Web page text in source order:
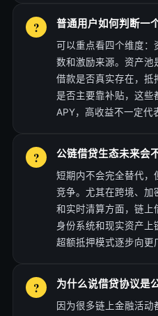
普通用户如何判断一
可以重点看四个维度：
数和激励来源。资产池
借款是否真实存在，抵
是否主要靠补贴，这些
APY，高收益不一定代
公链借贷生态未来会
短期内不会完全替代，
竞争。尤其在跨境、加
和实时清算方面，链上
身份系统和现实资产上
超额抵押模式逐步向更
为什么说借贷协议是
因为很多链上金融活